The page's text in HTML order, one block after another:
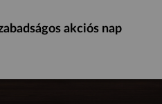
akciós nap